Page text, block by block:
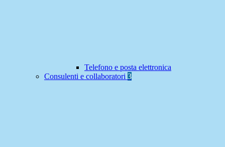
Telefono e posta elettronica
Consulenti e collaboratori 3